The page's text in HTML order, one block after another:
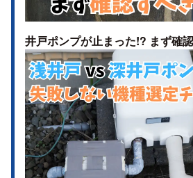
井戸ポンプが止まった!? まず確